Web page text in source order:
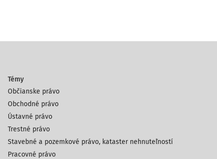
Témy
Občianske právo
Obchodné právo
Ústavné právo
Trestné právo
Stavebné a pozemkové právo, kataster nehnuteľností
Pracovné právo